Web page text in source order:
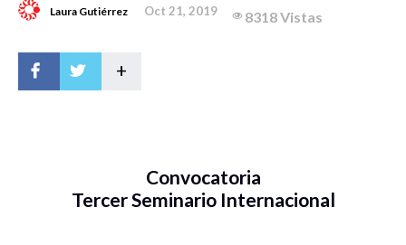
Laura Gutiérrez Oct 21, 2019 8318 Vistas
+
Convocatoria
Tercer Seminario Internacional